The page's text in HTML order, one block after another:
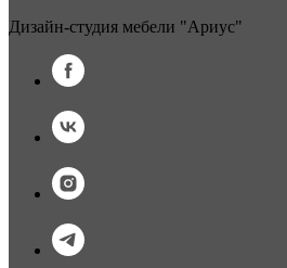
Дизайн-студия мебели "Ариус"